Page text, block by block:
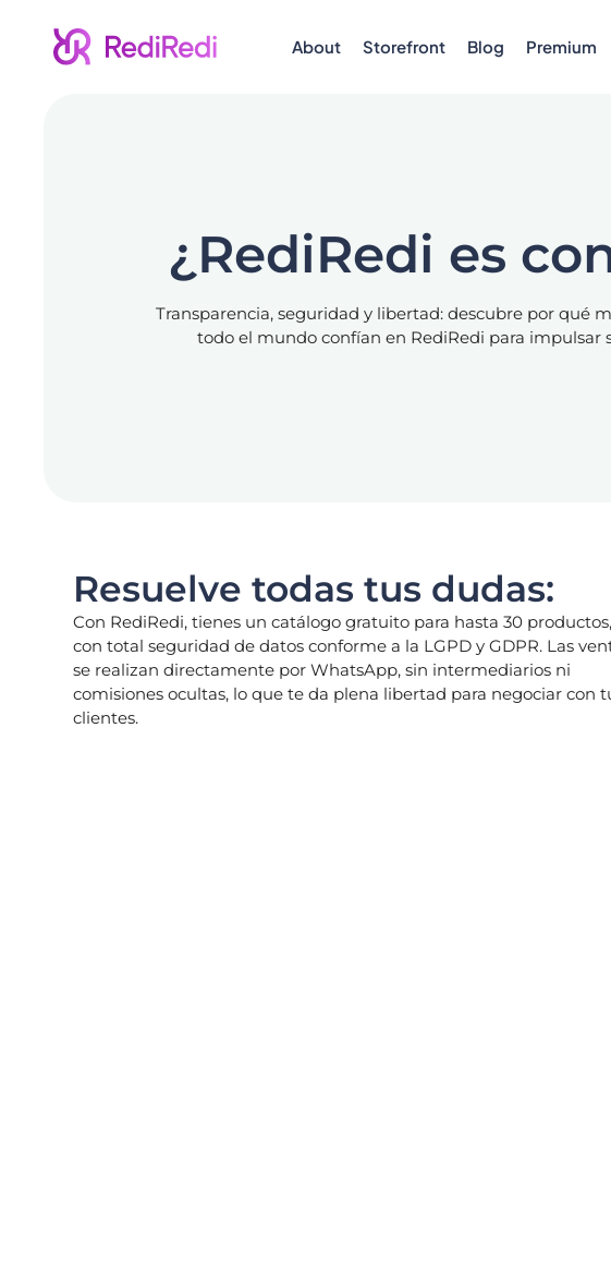
About Storefront Blog Premium
¿RediRedi es
Transparencia, seguridad y libertad: descubre por qué
todo el mundo confían en RediRedi para impulsar
Resuelve todas tus dudas:
Con RediRedi, tienes un catálogo gratuito para hasta 30 productos,
con total seguridad de datos conforme a la LGPD y GDPR. Las
se realizan directamente por WhatsApp, sin intermediarios ni
comisiones ocultas, lo que te da plena libertad para negociar con
clientes.